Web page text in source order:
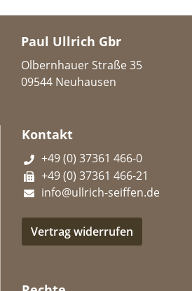
Paul Ullrich Gbr
Olbernhauer Straße 35
09544 Neuhausen
Kontakt
+49 (0) 37361 466-0
+49 (0) 37361 466-21
info@ullrich-seiffen.de
Vertrag widerrufen